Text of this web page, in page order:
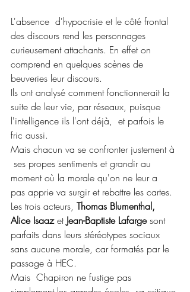
L'absence  d'hypocrisie et le côté frontal
des discours rend les personnages
curieusement attachants. En effet on
comprend en quelques scènes de
beuveries leur discours.
Ils ont analysé comment fonctionnerait la
suite de leur vie, par réseaux, puisque
l'intelligence ils l'ont déjà,  et parfois le
fric aussi.
Mais chacun va se confronter justement à
ses propes sentiments et grandir au
moment où la morale qu'on ne leur a
pas apprie va surgir et rebattre les cartes.
Les trois acteurs, Thomas Blumenthal,
Alice Isaaz et Jean-Baptiste Lafarge sont
parfaits dans leurs stéréotypes sociaux
sans aucune morale, car formatés par le
passage à HEC.
Mais  Chapiron ne fustige pas